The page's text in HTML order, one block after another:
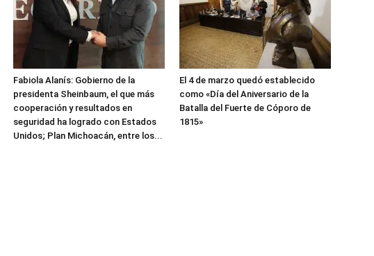
Fabiola Alanís: Gobierno de la
presidenta Sheinbaum, el que más
cooperación y resultados en
seguridad ha logrado con Estados
Unidos; Plan Michoacán, entre los...
El 4 de marzo quedó establecido
como «Día del Aniversario de la
Batalla del Fuerte de Cóporo de
1815»